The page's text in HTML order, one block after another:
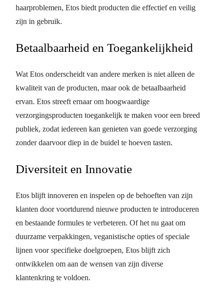
haarproblemen, Etos biedt producten die effectief en veilig
zijn in gebruik.
Betaalbaarheid en Toegankelijkheid
Wat Etos onderscheidt van andere merken is niet alleen de
kwaliteit van de producten, maar ook de betaalbaarheid
ervan. Etos streeft ernaar om hoogwaardige
verzorgingsproducten toegankelijk te maken voor een breed
publiek, zodat iedereen kan genieten van goede verzorging
zonder daarvoor diep in de buidel te hoeven tasten.
Diversiteit en Innovatie
Etos blijft innoveren en inspelen op de behoeften van zijn
klanten door voortdurend nieuwe producten te introduceren
en bestaande formules te verbeteren. Of het nu gaat om
duurzame verpakkingen, veganistische opties of speciale
lijnen voor specifieke doelgroepen, Etos blijft zich
ontwikkelen om aan de wensen van zijn diverse
klantenkring te voldoen.